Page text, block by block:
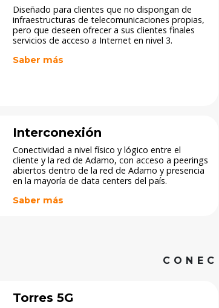
Diseñado para clientes que no dispongan de
infraestructuras de telecomunicaciones propias,
pero que deseen ofrecer a sus clientes finales
servicios de acceso a Internet en nivel 3.​
Saber más
Interconexión
Conectividad a nivel físico y lógico entre el
cliente y la red de Adamo, con acceso a peerings
abiertos dentro de la red de Adamo​ y presencia
en la mayoría de data centers del país​.
Saber más
Torres 5G